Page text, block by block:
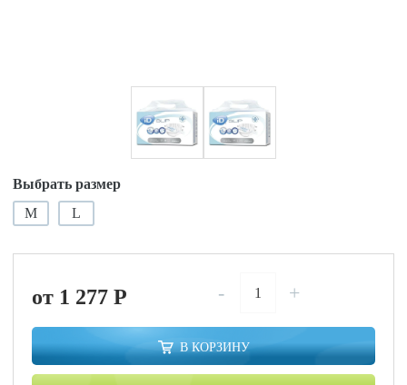
Выбрать размер
M
L
от 1 277P - +
В КОРЗИНУ